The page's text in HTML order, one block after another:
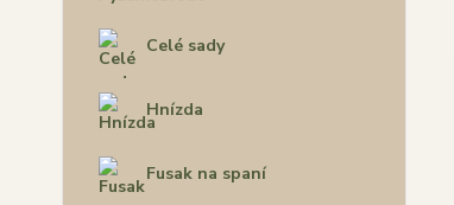
Celé sady
Hnízda
Fusak na spaní